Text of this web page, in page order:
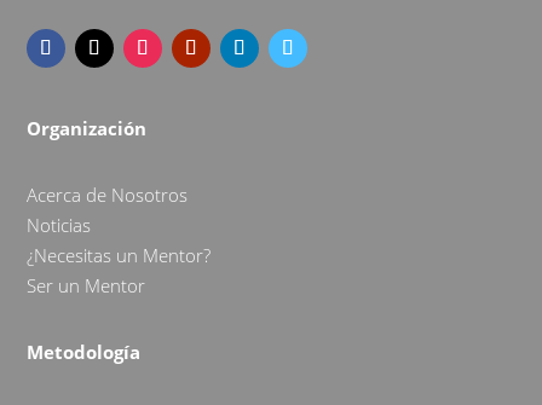
Organización
Acerca de Nosotros
Noticias
¿Necesitas un Mentor?
Ser un Mentor
Metodología